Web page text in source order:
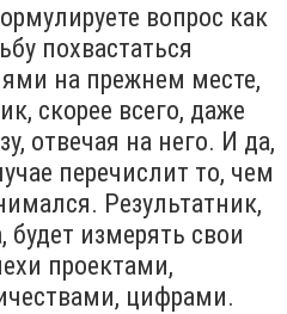
вопрос как
похвастаться
на прежнем месте,
скорее всего, даже
отвечая на него. И да,
перечислит то, чем
Результатник,
будет измерять свои
проектами,
цифрами.